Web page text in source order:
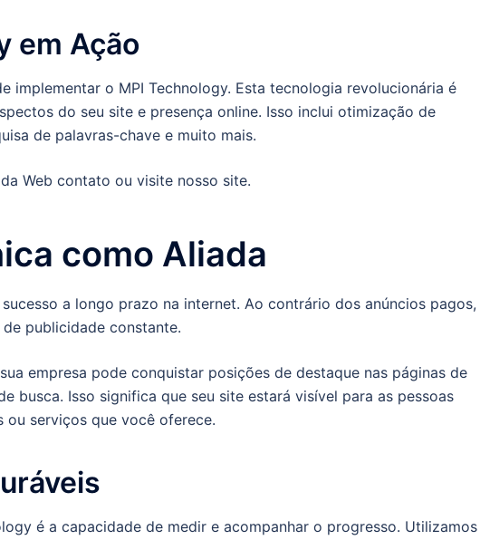
em Ação
implementar o MPI Technology. Esta tecnologia revolucionária é
do seu site e presença online. Isso inclui otimização de
de palavras-chave e muito mais.
Web contato ou visite nosso site.
como Aliada
a longo prazo na internet. Ao contrário dos anúncios pagos,
publicidade constante.
empresa pode conquistar posições de destaque nas páginas de
busca. Isso significa que seu site estará visível para as pessoas
serviços que você oferece.
é a capacidade de medir e acompanhar o progresso. Utilizamos